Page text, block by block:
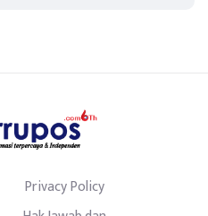
Privacy Policy